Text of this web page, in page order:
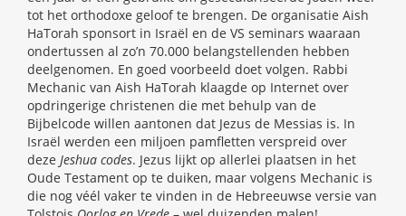
tot het orthodoxe geloof te brengen. De organisatie Aish
HaTorah sponsort in Israël en de VS seminars waaraan
ondertussen al zo’n 70.000 belangstellenden hebben
deelgenomen. En goed voorbeeld doet volgen. Rabbi
Mechanic van Aish HaTorah klaagde op Internet over
opdringerige christenen die met behulp van de
Bijbelcode willen aantonen dat Jezus de Messias is. In
Israël werden een miljoen pamfletten verspreid over
deze Jeshua codes. Jezus lijkt op allerlei plaatsen in het
Oude Testament op te duiken, maar volgens Mechanic is
die nog véél vaker te vinden in de Hebreeuwse versie van